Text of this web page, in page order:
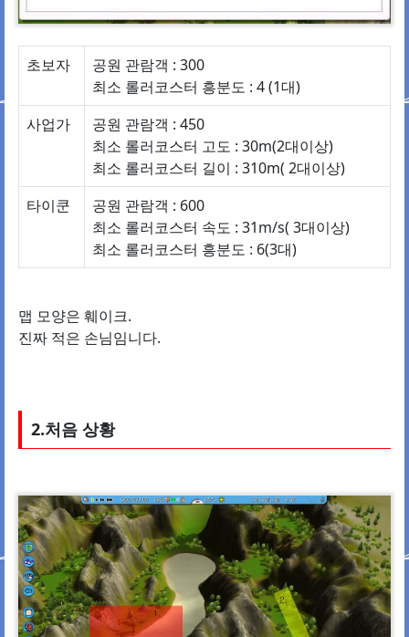
초보자
공원 관람객 : 300
최소 롤러코스터 흥분도 : 4 (1대)
사업가
공원 관람객 : 450
최소 롤러코스터 고도 : 30m(2대이상)
최소 롤러코스터 길이 : 310m( 2대이상)
타이쿤
공원 관람객 : 600
최소 롤러코스터 속도 : 31m/s( 3대이상)
최소 롤러코스터 흥분도 : 6(3대)
맵 모양은 훼이크.
진짜 적은 손님임니다.
2.처음 상황